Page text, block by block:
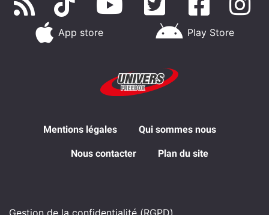
App store Play Store
Mentions légales Qui sommes nous
Nous contacter Plan du site